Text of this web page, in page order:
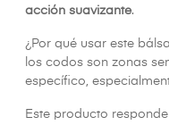
acción suavizante.
¿Por qué usar este
los codos son zonas
específico,
Este producto